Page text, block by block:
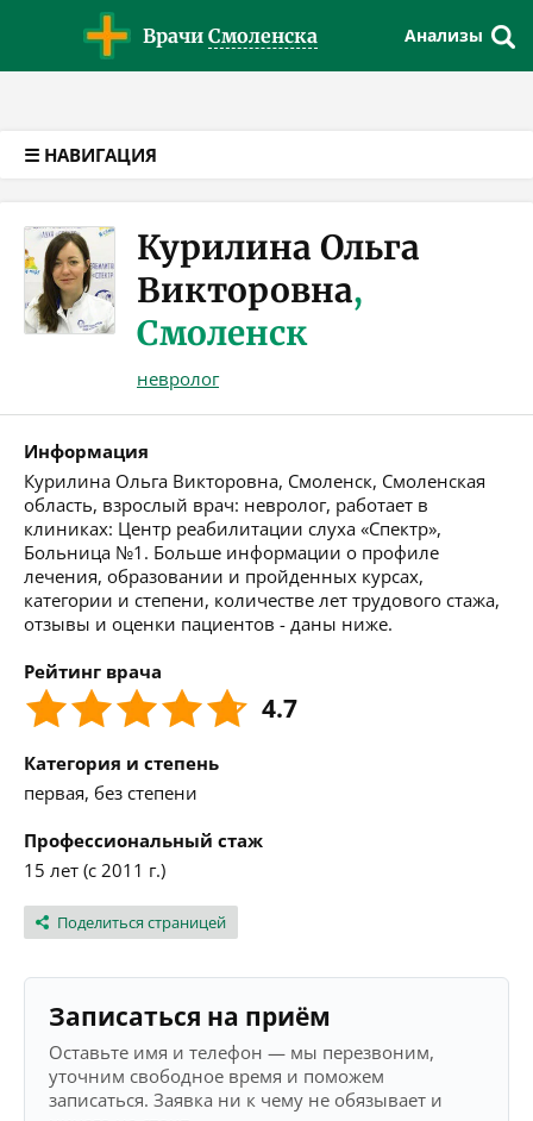
Врачи Смоленска Анализы
☰ НАВИГАЦИЯ
Курилина Ольга
Викторовна,
Смоленск
невролог
Информация
Курилина Ольга Викторовна, Смоленск, Смоленская
область, взрослый врач: невролог, работает в
клиниках: Центр реабилитации слуха «Спектр»,
Больница №1. Больше информации о профиле
лечения, образовании и пройденных курсах,
категории и степени, количестве лет трудового стажа,
отзывы и оценки пациентов - даны ниже.
Рейтинг врача
4.7
Категория и степень
первая, без степени
Профессиональный стаж
15 лет (с 2011 г.)
Поделиться страницей
Записаться на приём
Оставьте имя и телефон — мы перезвоним,
уточним свободное время и поможем
записаться. Заявка ни к чему не обязывает и